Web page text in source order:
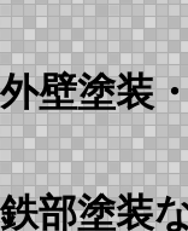
外壁塗装
鉄部塗装